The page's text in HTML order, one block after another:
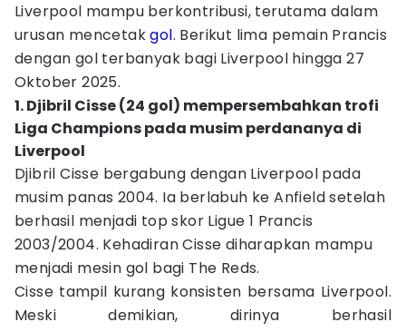
Liverpool mampu berkontribusi, terutama dalam
urusan mencetakgol. Berikut lima pemain Prancis
dengan gol terbanyak bagi Liverpool hingga 27
Oktober 2025.
1. Djibril Cisse (24 gol) mempersembahkan trofi
Liga Champions pada musim perdananya di
Liverpool
Djibril Cisse bergabung dengan Liverpool pada
musim panas 2004. Ia berlabuh ke Anfield setelah
berhasil menjadi top skor Ligue 1 Prancis
2003/2004. Kehadiran Cisse diharapkan mampu
menjadi mesin gol bagi The Reds.
Cisse tampil kurang konsisten bersama Liverpool.
Meski demikian, dirinya berhasil